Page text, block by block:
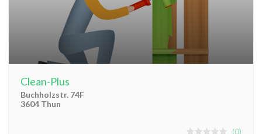
Clean-Plus
Buchholzstr. 74F
3604 Thun
0